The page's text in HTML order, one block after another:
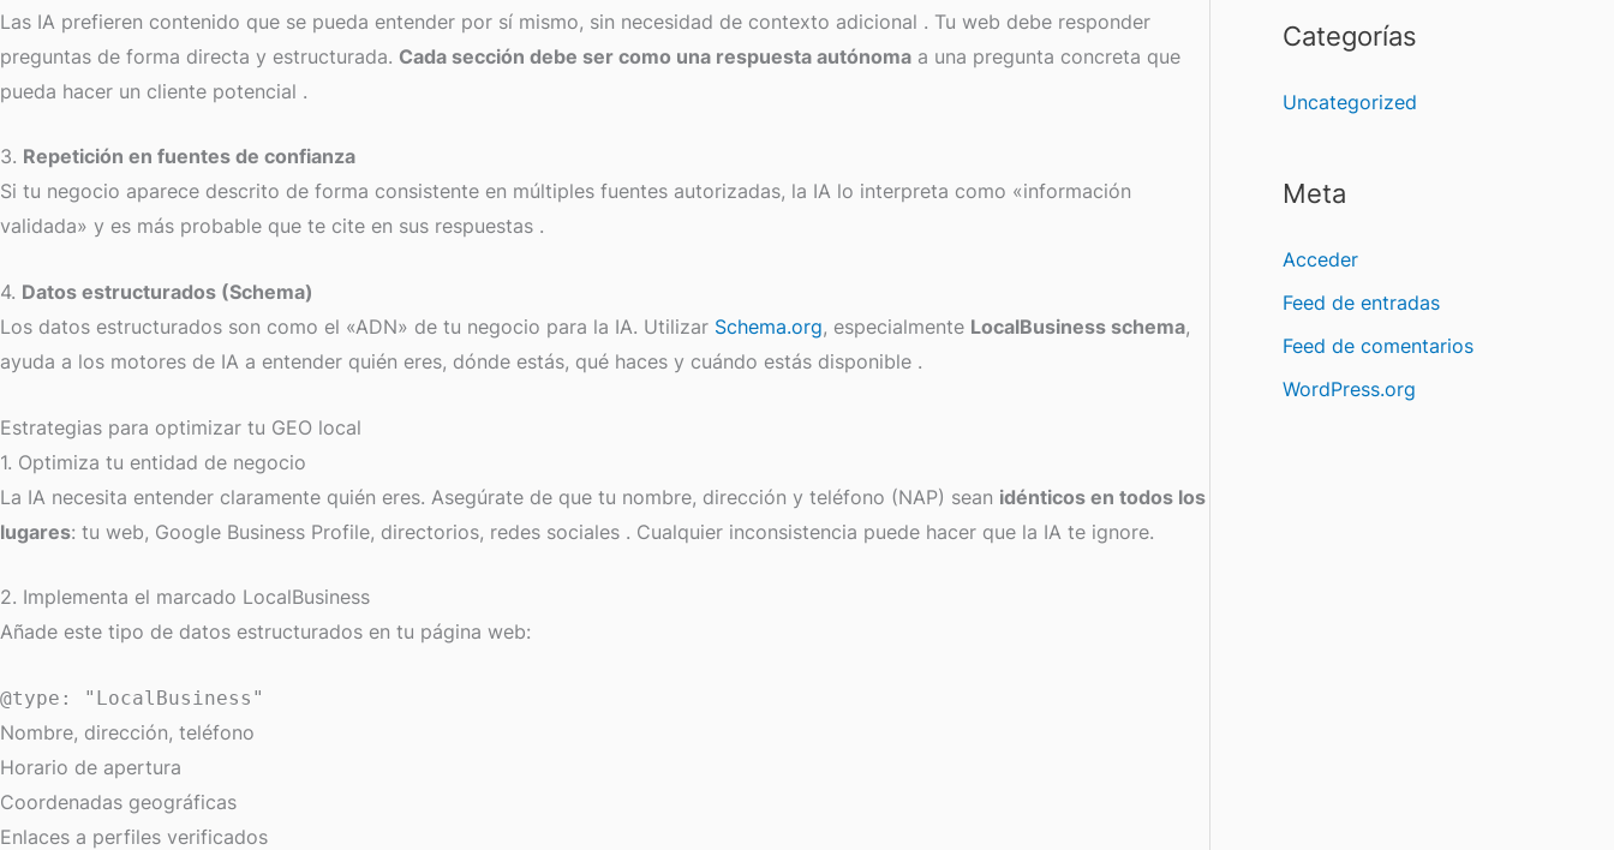
Las IA prefieren contenido que se pueda entender por sí mismo, sin necesidad de contexto adicional . Tu web debe responder
preguntas de forma directa y estructurada. Cada sección debe ser como una respuesta autónoma a una pregunta concreta que
pueda hacer un cliente potencial .
3. Repetición en fuentes de confianza
Si tu negocio aparece descrito de forma consistente en múltiples fuentes autorizadas, la IA lo interpreta como «información
validada» y es más probable que te cite en sus respuestas .
4. Datos estructurados (Schema)
Los datos estructurados son como el «ADN» de tu negocio para la IA. Utilizar Schema.org, especialmente LocalBusiness schema,
ayuda a los motores de IA a entender quién eres, dónde estás, qué haces y cuándo estás disponible .
Estrategias para optimizar tu GEO local
1. Optimiza tu entidad de negocio
La IA necesita entender claramente quién eres. Asegúrate de que tu nombre, dirección y teléfono (NAP) sean idénticos en todos los
lugares: tu web, Google Business Profile, directorios, redes sociales . Cualquier inconsistencia puede hacer que la IA te ignore.
2. Implementa el marcado LocalBusiness
Añade este tipo de datos estructurados en tu página web:
@type: "LocalBusiness"
Nombre, dirección, teléfono
Horario de apertura
Coordenadas geográficas
Enlaces a perfiles verificados
Categorías
Uncategorized
Meta
Acceder
Feed de entradas
Feed de comentarios
WordPress.org